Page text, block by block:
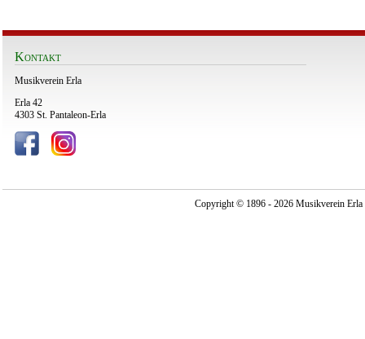
Kontakt
Musikverein Erla
Erla 42
4303 St. Pantaleon-Erla
Copyright © 1896 - 2026 Musikverein Erla